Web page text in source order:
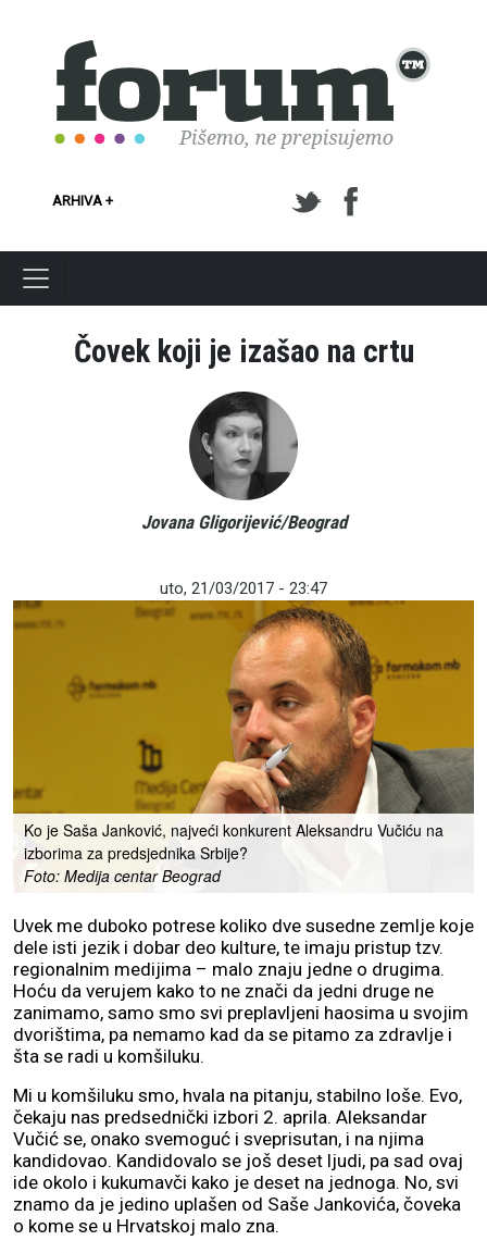
ARHIVA +
Čovek koji je izašao na crtu
Jovana Gligorijević/Beograd
uto, 21/03/2017 - 23:47
Ko je Saša Janković, najveći konkurent Aleksandru Vučiću na
izborima za predsjednika Srbije?
Foto: Medija centar Beograd
Uvek me duboko potrese koliko dve susedne zemlje koje
dele isti jezik i dobar deo kulture, te imaju pristup tzv.
regionalnim medijima – malo znaju jedne o drugima.
Hoću da verujem kako to ne znači da jedni druge ne
zanimamo, samo smo svi preplavljeni haosima u svojim
dvorištima, pa nemamo kad da se pitamo za zdravlje i
šta se radi u komšiluku.
Mi u komšiluku smo, hvala na pitanju, stabilno loše. Evo,
čekaju nas predsednički izbori 2. aprila. Aleksandar
Vučić se, onako svemoguć i sveprisutan, i na njima
kandidovao. Kandidovalo se još deset ljudi, pa sad ovaj
ide okolo i kukumavči kako je deset na jednoga. No, svi
znamo da je jedino uplašen od Saše Jankovića, čoveka
o kome se u Hrvatskoj malo zna.